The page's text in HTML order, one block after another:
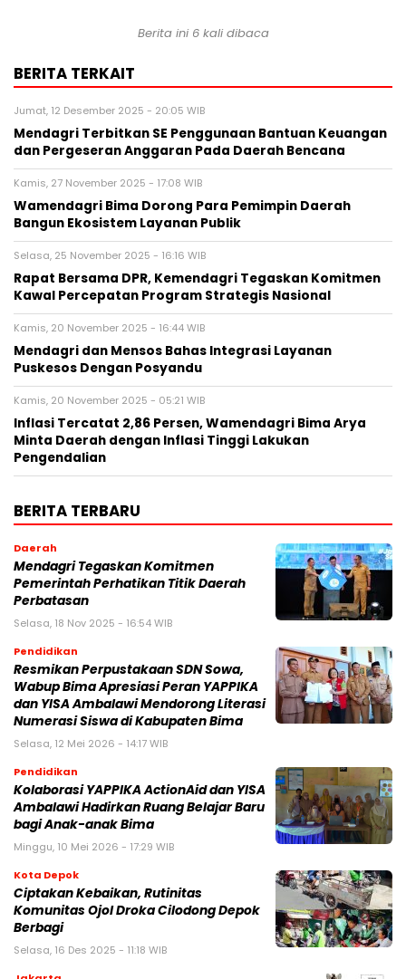
Berita ini 6 kali dibaca
BERITA TERKAIT
Jumat, 12 Desember 2025 - 20:05 WIB
Mendagri Terbitkan SE Penggunaan Bantuan Keuangan
dan Pergeseran Anggaran Pada Daerah Bencana
Kamis, 27 November 2025 - 17:08 WIB
Wamendagri Bima Dorong Para Pemimpin Daerah
Bangun Ekosistem Layanan Publik
Selasa, 25 November 2025 - 16:16 WIB
Rapat Bersama DPR, Kemendagri Tegaskan Komitmen
Kawal Percepatan Program Strategis Nasional
Kamis, 20 November 2025 - 16:44 WIB
Mendagri dan Mensos Bahas Integrasi Layanan
Puskesos Dengan Posyandu
Kamis, 20 November 2025 - 05:21 WIB
Inflasi Tercatat 2,86 Persen, Wamendagri Bima Arya
Minta Daerah dengan Inflasi Tinggi Lakukan
Pengendalian
BERITA TERBARU
Daerah
Mendagri Tegaskan Komitmen
Pemerintah Perhatikan Titik Daerah
Perbatasan
Selasa, 18 Nov 2025 - 16:54 WIB
Pendidikan
Resmikan Perpustakaan SDN Sowa,
Wabup Bima Apresiasi Peran YAPPIKA
dan YISA Ambalawi Mendorong Literasi
Numerasi Siswa di Kabupaten Bima
Selasa, 12 Mei 2026 - 14:17 WIB
Pendidikan
Kolaborasi YAPPIKA ActionAid dan YISA
Ambalawi Hadirkan Ruang Belajar Baru
bagi Anak-anak Bima
Minggu, 10 Mei 2026 - 17:29 WIB
Kota Depok
Ciptakan Kebaikan, Rutinitas
Komunitas Ojol Droka Cilodong Depok
Berbagi
Selasa, 16 Des 2025 - 11:18 WIB